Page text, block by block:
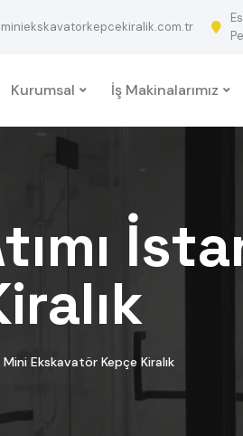
Kurumsal İş Makinalarımız
Ekskavatör Kepçe Kiralık